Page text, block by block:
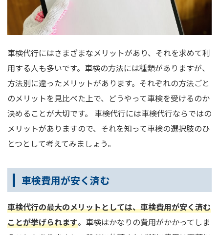
車検代行にはさまざまなメリットがあり、それを求めて利
用する人も多いです。車検の方法には種類がありますが、
方法別に違ったメリットがあります。それぞれの方法ごと
のメリットを見比べた上で、どうやって車検を受けるのか
決めることが大切です。 車検代行には車検代行ならではの
メリットがありますので、それを知って車検の選択肢のひ
とつとして考えてみましょう。
車検費用が安く済む
車検代行の最大のメリットとしては、車検費用が安く済む
ことが挙げられます。車検はかなりの費用がかかってしま